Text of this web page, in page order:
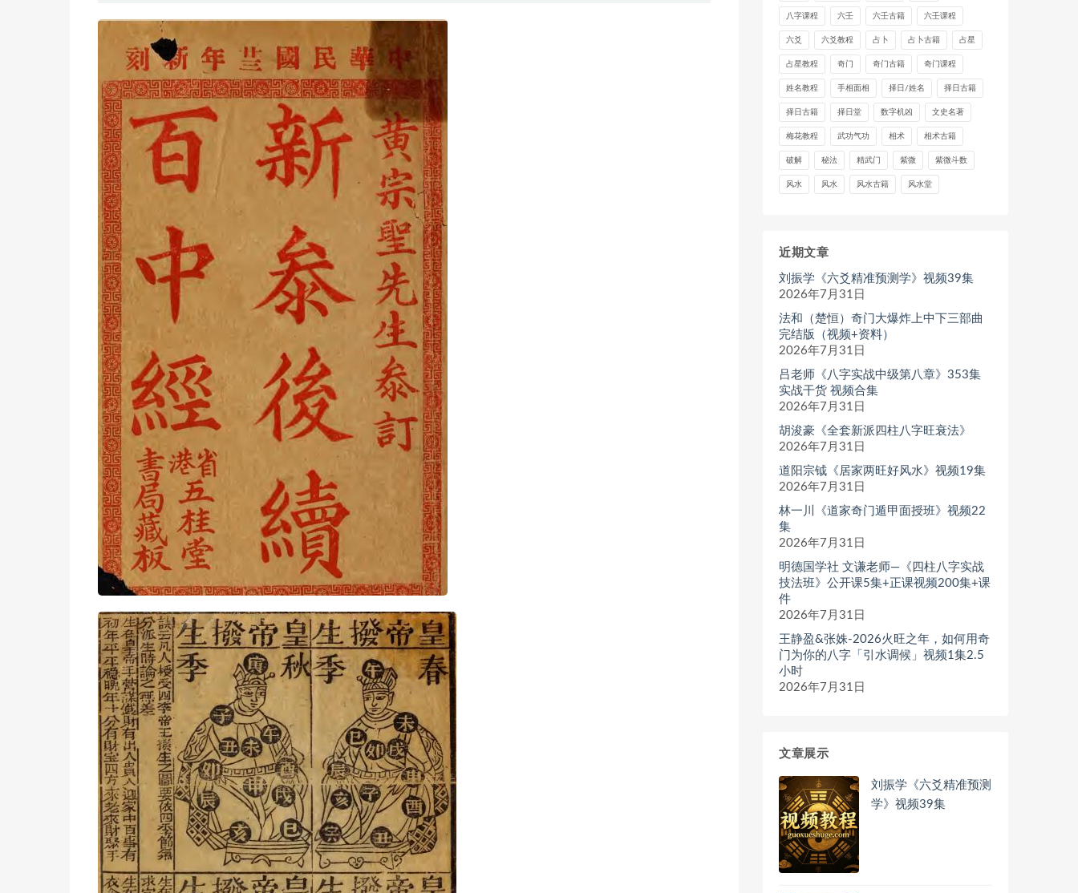
八字课程 六壬 六壬古籍 六壬课程
六爻 六爻教程 占卜 占卜古籍 占星
占星教程 奇门 奇门古籍 奇门课程
姓名教程 手相面相 择日/姓名 择日古籍
择日古籍 择日堂 数字机凶 文史名著
梅花教程 武功气功 相术 相术古籍
破解 秘法 精武门 紫微 紫微斗数
风水 风水 风水古籍 风水堂
近期文章
刘振学《六爻精准预测学》视频39集
2026年7月31日
法和（楚恒）奇门大爆炸上中下三部曲
完结版（视频+资料）
2026年7月31日
吕老师《八字实战中级第八章》353集
实战干货 视频合集
2026年7月31日
胡浚豪《全套新派四柱八字旺衰法》
2026年7月31日
道阳宗钺《居家两旺好风水》视频19集
2026年7月31日
林一川《道家奇门遁甲面授班》视频22
集
2026年7月31日
明德国学社 文谦老师—《四柱八字实战
技法班》公开课5集+正课视频200集+课
件
2026年7月31日
王静盈&张姝-2026火旺之年，如何用奇
门为你的八字「引水调候」视频1集2.5
小时
2026年7月31日
文章展示
刘振学《六爻精准预测
学》视频39集